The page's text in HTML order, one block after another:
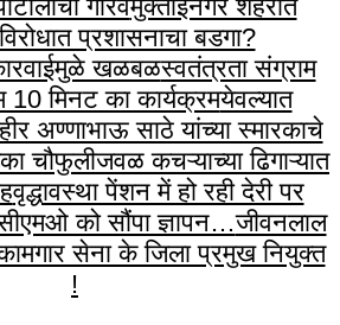
गौरवमुक्ताईनगर शहरात
प्रशासनाचा बडगा?
खळबळस्वतंत्रता संग्राम
10 मिनट का कार्यक्रमयेवल्यात
अण्णाभाऊ साठे यांच्या स्मारकाचे
चौफुलीजवळ कचऱ्याच्या ढिगाऱ्यात
वृद्धावस्था पेंशन में हो रही देरी पर
को सौंपा ज्ञापन…जीवनलाल
सेना के जिला प्रमुख नियुक्त
!